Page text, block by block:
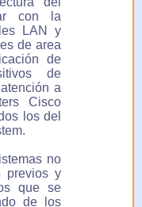
con la
LAN y
de area
de
de
a
Cisco
los del
no
previos y
que se
de los